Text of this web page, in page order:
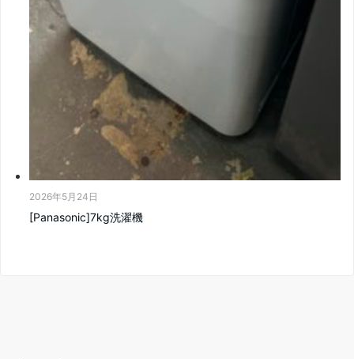
2026年5月24日
[Panasonic]7kg洗濯機